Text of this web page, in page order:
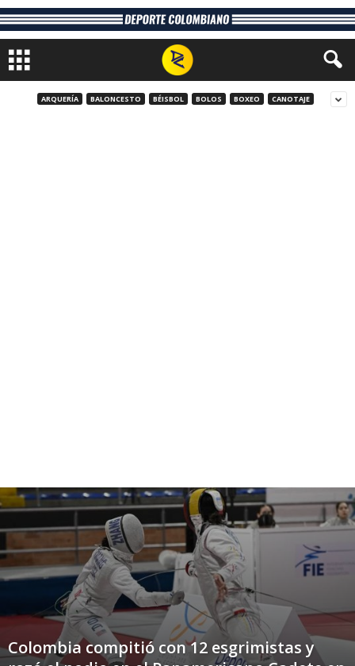
ARQUERÍA BALONCESTO BÉISBOL BOLOS BOXEO CANOTAJE
Colombia compitió con 12 esgrimistas y